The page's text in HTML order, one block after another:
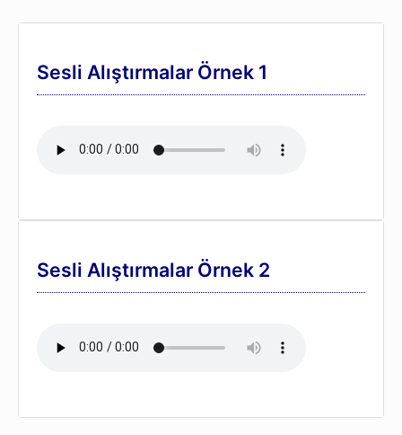
Sesli Alıştırmalar Örnek 1
Sesli Alıştırmalar Örnek 2